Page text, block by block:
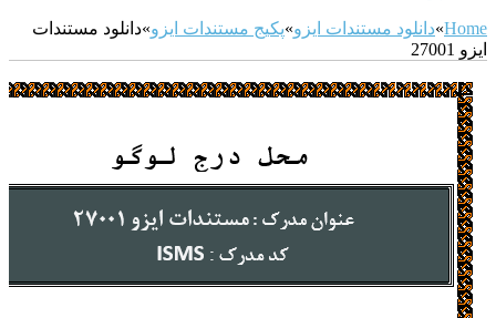
Home
»دانلود مستندات ایزو»پکیج مستندات ایزو»دانلود مستندات
ایزو 27001